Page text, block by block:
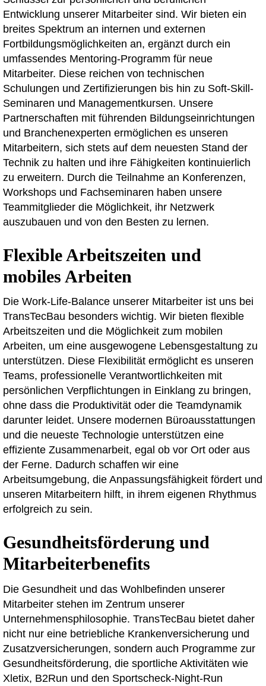
Entwicklung unserer Mitarbeiter sind. Wir bieten ein
breites Spektrum an internen und externen
Fortbildungsmöglichkeiten an, ergänzt durch ein
umfassendes Mentoring-Programm für neue
Mitarbeiter. Diese reichen von technischen
Schulungen und Zertifizierungen bis hin zu Soft-Skill-
Seminaren und Managementkursen. Unsere
Partnerschaften mit führenden Bildungseinrichtungen
und Branchenexperten ermöglichen es unseren
Mitarbeitern, sich stets auf dem neuesten Stand der
Technik zu halten und ihre Fähigkeiten kontinuierlich
zu erweitern. Durch die Teilnahme an Konferenzen,
Workshops und Fachseminaren haben unsere
Teammitglieder die Möglichkeit, ihr Netzwerk
auszubauen und von den Besten zu lernen.
Flexible Arbeitszeiten und
mobiles Arbeiten
Die Work-Life-Balance unserer Mitarbeiter ist uns bei
TransTecBau besonders wichtig. Wir bieten flexible
Arbeitszeiten und die Möglichkeit zum mobilen
Arbeiten, um eine ausgewogene Lebensgestaltung zu
unterstützen. Diese Flexibilität ermöglicht es unseren
Teams, professionelle Verantwortlichkeiten mit
persönlichen Verpflichtungen in Einklang zu bringen,
ohne dass die Produktivität oder die Teamdynamik
darunter leidet. Unsere modernen Büroausstattungen
und die neueste Technologie unterstützen eine
effiziente Zusammenarbeit, egal ob vor Ort oder aus
der Ferne. Dadurch schaffen wir eine
Arbeitsumgebung, die Anpassungsfähigkeit fördert und
unseren Mitarbeitern hilft, in ihrem eigenen Rhythmus
erfolgreich zu sein.
Gesundheitsförderung und
Mitarbeiterbenefits
Die Gesundheit und das Wohlbefinden unserer
Mitarbeiter stehen im Zentrum unserer
Unternehmensphilosophie. TransTecBau bietet daher
nicht nur eine betriebliche Krankenversicherung und
Zusatzversicherungen, sondern auch Programme zur
Gesundheitsförderung, die sportliche Aktivitäten wie
Xletix, B2Run und den Sportscheck-Night-Run